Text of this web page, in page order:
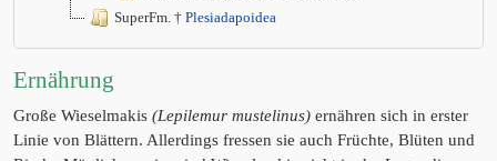
SuperFm. † Plesiadapoidea
Ernährung
Große Wieselmakis (Lepilemur mustelinus) ernähren sich in erster
Linie von Blättern. Allerdings fressen sie auch Früchte, Blüten und